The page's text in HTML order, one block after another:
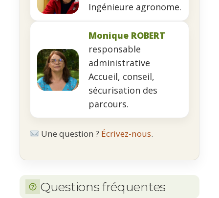
Ingénieure agronome.
Monique ROBERT
responsable
administrative
Accueil, conseil,
sécurisation des
parcours.
Une question ? Écrivez-nous.
Questions fréquentes